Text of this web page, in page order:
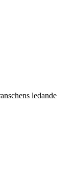
ledande